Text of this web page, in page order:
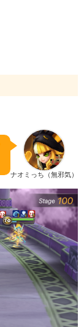
ナオミっち（無邪気）